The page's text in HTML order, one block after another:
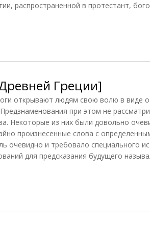
распространенной в протестант,
Греции]
открывают людям свою волю в виде
при этом не
Некоторые из них были довольно
произнесенные слова с
очевидно и требовало специального
для предсказания будущего